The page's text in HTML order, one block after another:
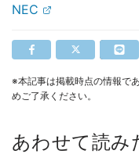
NEC
※本記事は掲載時点の情報で
めご了承ください。
あわせて読み